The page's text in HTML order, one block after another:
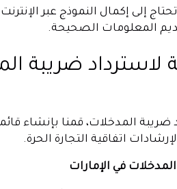
إلى إكمال النموذج عبر
المعلومات الصحيحة.
لاسترداد ضريبة
المدخلات، قمنا بإنشاء
اتفاقية التجارة الحرة.
في الإمارات